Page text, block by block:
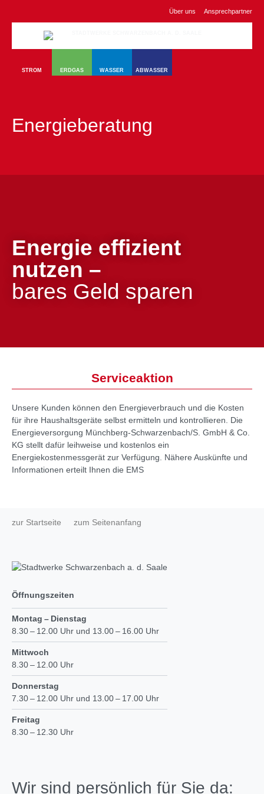
Über uns Ansprechpartner
STROM ERDGAS WASSER ABWASSER
Energieberatung
Energie effizient
nutzen –
bares Geld sparen
Serviceaktion
Unsere Kunden können den Energieverbrauch und die Kosten
für ihre Haushaltsgeräte selbst ermitteln und kontrollieren. Die
Energieversorgung Münchberg-Schwarzenbach/S. GmbH & Co.
KG stellt dafür leihweise und kostenlos ein
Energiekostenmessgerät zur Verfügung. Nähere Auskünfte und
Informationen erteilt Ihnen die EMS
zur Startseite zum Seitenanfang
Wir sind persönlich für Sie da:
Öffnungszeiten
Montag – Dienstag
8.30 – 12.00 Uhr und 13.00 – 16.00 Uhr
Mittwoch
8.30 – 12.00 Uhr
Donnerstag
7.30 – 12.00 Uhr und 13.00 – 17.00 Uhr
Freitag
8.30 – 12.30 Uhr